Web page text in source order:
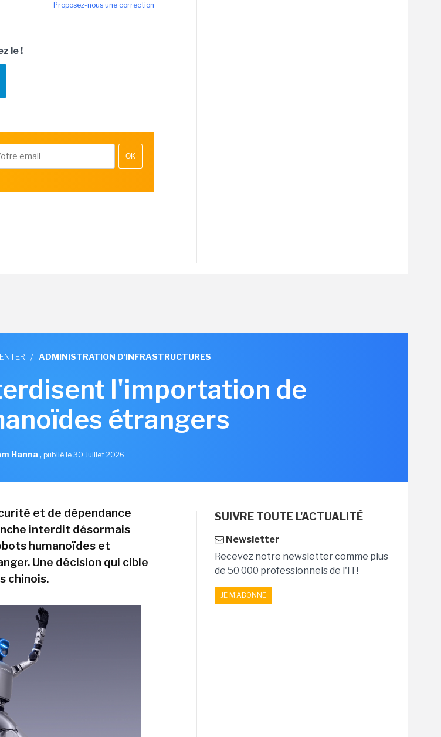
Proposez-nous une correction
le !
OK
/ ADMINISTRATION D'INFRASTRUCTURES
l'importation de
étrangers
Hanna , publié le 30 Juillet 2026
et de dépendance
interdit désormais
humanoïdes et
Une décision qui cible
chinois.
SUIVRE TOUTE L'ACTUALITÉ
Newsletter
Recevez notre newsletter comme plus
de 50 000 professionnels de l'IT!
JE M'ABONNE